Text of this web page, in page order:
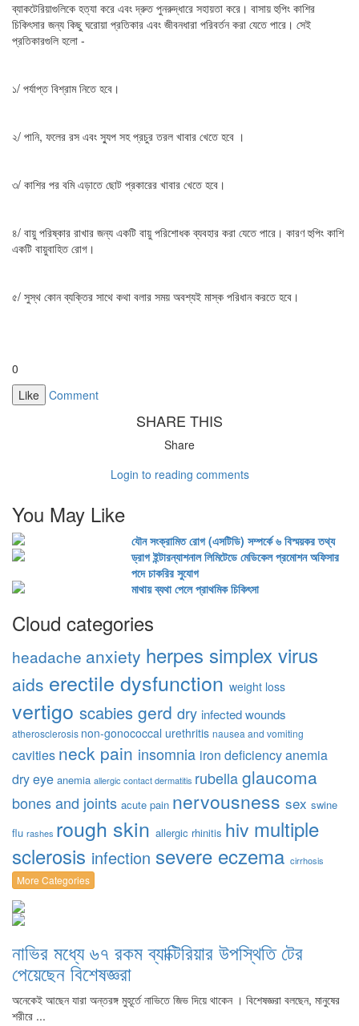
ব্যাকটেরিয়াগুলিকে হত্যা করে এবং দ্রুত পুনরুদ্ধারে সহায়তা করে। বাসায় হুপিং কাশির
চিকিৎসার জন্য কিছু ঘরোয়া প্রতিকার এবং জীবনধারা পরিবর্তন করা যেতে পারে। সেই
প্রতিকারগুলি হলো -
১/ পর্যাপ্ত বিশ্রাম নিতে হবে।
২/ পানি, ফলের রস এবং স্যুপ সহ প্রচুর তরল খাবার খেতে হবে ।
৩/ কাশির পর বমি এড়াতে ছোট প্রকারের খাবার খেতে হবে।
৪/ বায়ু পরিষ্কার রাখার জন্য একটি বায়ু পরিশোধক ব্যবহার করা যেতে পারে। কারণ হুপিং কাশি
একটি বায়ুবাহিত রোগ।
৫/ সুস্থ কোন ব্যক্তির সাথে কথা বলার সময় অবশ্যই মাস্ক পরিধান করতে হবে।
0
Like Comment
SHARE THIS
Share
Login to reading comments
You May Like
যৌন সংক্রামিত রোগ (এসটিডি) সম্পর্কে ৬ বিস্ময়কর তথ্য
ড্রাগ ইন্টারন্যাশনাল লিমিটেডে মেডিকেল প্রমোশন অফিসার
পদে চাকরির সুযোগ
মাথায় ব্যথা পেলে প্রাথমিক চিকিৎসা
Cloud categories
headache anxiety herpes simplex virus
aids erectile dysfunction weight loss
vertigo scabies gerd dry infected wounds
atherosclerosis non-gonococcal urethritis nausea and vomiting
cavities neck pain insomnia iron deficiency anemia
dry eye anemia allergic contact dermatitis rubellaglaucoma
bones and joints acute pain nervousness sex swine
flu rashes rough skin allergic rhinitis hiv multiple
sclerosis infection severe eczema cirrhosis
More Categories
নাভির মধ্যে ৬৭ রকম ব্যাক্টিরিয়ার উপস্থিতি টের
পেয়েছেন বিশেষজ্ঞরা
অনেকেই আছেন যারা অন্তরঙ্গ মুহূর্তে নাভিতে জিভ দিয়ে থাকেন । বিশেষজ্ঞরা বলছেন, মানুষের
শরীরে ...